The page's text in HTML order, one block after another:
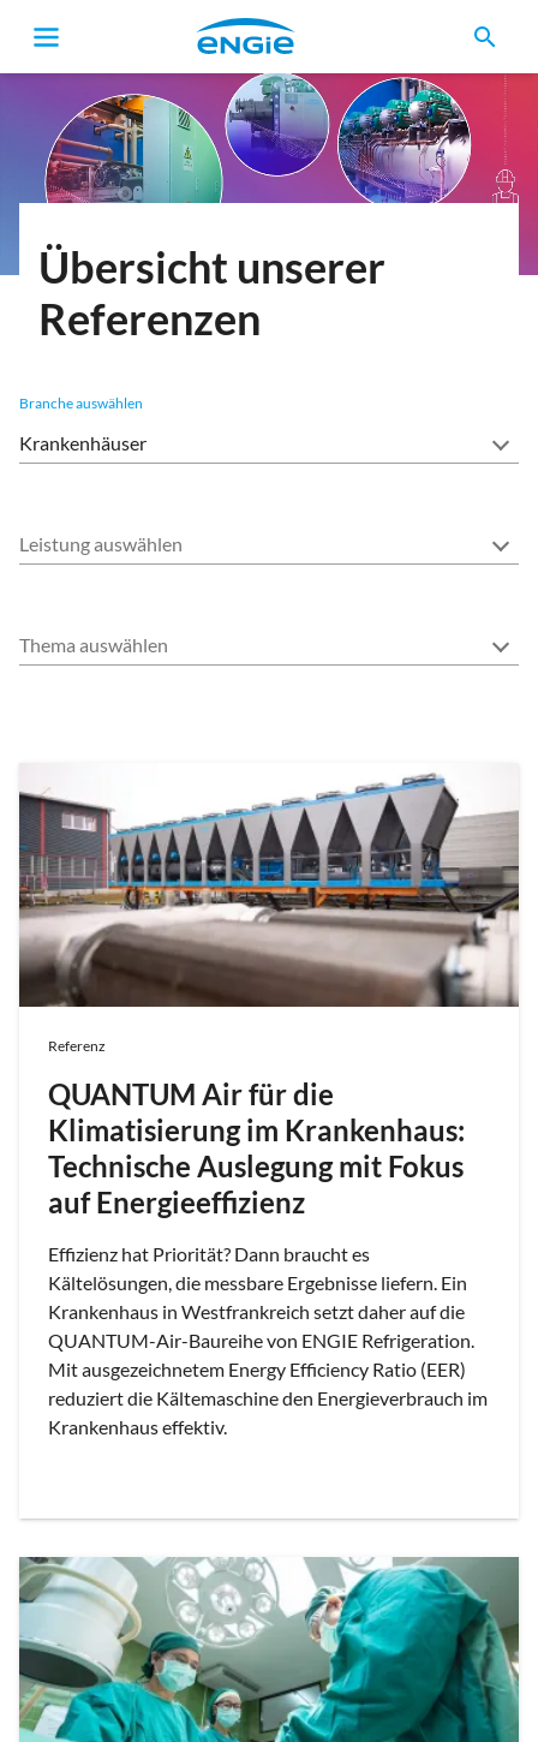
search
Übersicht unserer
Referenzen
Branche auswählen
Leistung auswählen
Thema auswählen
Referenz
QUANTUM Air für die
Klimatisierung im Krankenhaus:
Technische Auslegung mit Fokus
auf Energieeffizienz
Effizienz hat Priorität? Dann braucht es
Kältelösungen, die messbare Ergebnisse liefern. Ein
Krankenhaus in Westfrankreich setzt daher auf die
QUANTUM-Air-Baureihe von ENGIE Refrigeration.
Mit ausgezeichnetem Energy Efficiency Ratio (EER)
reduziert die Kältemaschine den Energieverbrauch im
Krankenhaus effektiv.